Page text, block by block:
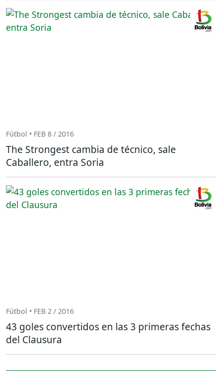
Fútbol • FEB 8 / 2016
The Strongest cambia de técnico, sale
Caballero, entra Soria
Fútbol • FEB 2 / 2016
43 goles convertidos en las 3 primeras fechas
del Clausura